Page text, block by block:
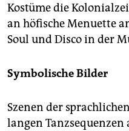
Kostüme die
an höfische Menuette
Soul und Disco in der
Symbolische Bilder
Szenen der
langen Tanzsequenzen